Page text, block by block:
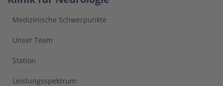
Medizinische Schwerpunkte
Unser Team
Station
Leistungsspektrum